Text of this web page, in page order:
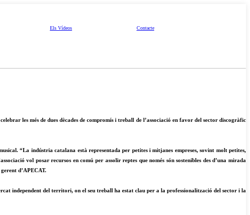
Els Vídeos Contacte
les més de dues dècades de compromís i treball de l’associació en favor del sector discogràfic
“La indústria catalana està representada per petites i mitjanes empreses, sovint molt petites,
vol posar recursos en comú per assolir reptes que només són sostenibles des d’una mirada
d’APECAT.
independent del territori, on el seu treball ha estat clau per a la professionalització del sector i la